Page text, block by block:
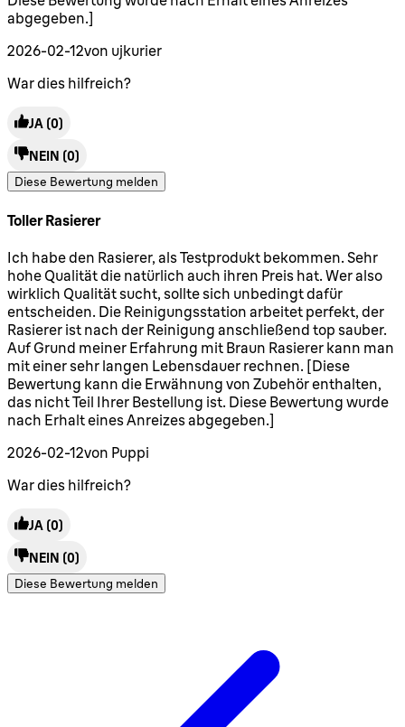
abgegeben.]
2026-02-12von ujkurier
War dies hilfreich?
JA (0)
NEIN (0)
Diese Bewertung melden
Toller Rasierer
4 Sterne von maximal 5
Ich habe den Rasierer, als Testprodukt bekommen. Sehr
hohe Qualität die natürlich auch ihren Preis hat. Wer also
wirklich Qualität sucht, sollte sich unbedingt dafür
entscheiden. Die Reinigungsstation arbeitet perfekt, der
Rasierer ist nach der Reinigung anschließend top sauber.
Auf Grund meiner Erfahrung mit Braun Rasierer kann man
mit einer sehr langen Lebensdauer rechnen. [Diese
Bewertung kann die Erwähnung von Zubehör enthalten,
das nicht Teil Ihrer Bestellung ist. Diese Bewertung wurde
nach Erhalt eines Anreizes abgegeben.]
2026-02-12von Puppi
War dies hilfreich?
JA (0)
NEIN (0)
Diese Bewertung melden